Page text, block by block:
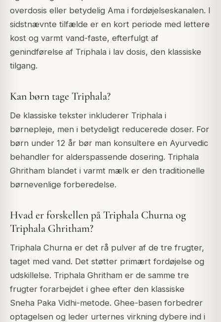
overdosis eller betydelig Ama i fordøjelseskanalen. I
sidstnævnte tilfælde er en kort periode med lettere
kost og varmt vand-faste, efterfulgt af
genindførelse af Triphala i lav dosis, den klassiske
tilgang.
Kan børn tage Triphala?
De klassiske tekster inkluderer Triphala i
børnepleje, men i betydeligt reducerede doser. For
børn under 12 år bør man konsultere en Ayurvedic
behandler for alderspassende dosering. Triphala
Ghritham blandet i varmt mælk er den traditionelle
børnevenlige forberedelse.
Hvad er forskellen på Triphala Churna og
Triphala Ghritham?
Triphala Churna er det rå pulver af de tre frugter,
taget med vand. Det støtter primært fordøjelse og
udskillelse. Triphala Ghritham er de samme tre
frugter forarbejdet i ghee efter den klassiske
Sneha Paka Vidhi-metode. Ghee-basen forbedrer
optagelsen og leder urternes virkning dybere ind i